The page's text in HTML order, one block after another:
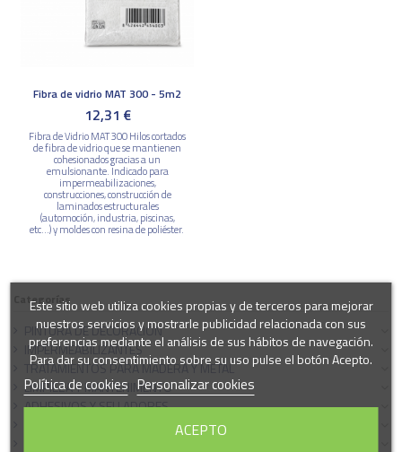
Fibra de vidrio MAT 300 - 5m2
12,31 €
Fibra de Vidrio MAT 300 Hilos cortados
de fibra de vidrio que se mantienen
cohesionados gracias a un
emulsionante. Indicado para
impermeabilizaciones,
construcciones, construcción de
laminados estructurales
(automoción, industria, piscinas,
etc...) y moldes con resina de poliéster.
Categorías
PINTURA DE DECORACIÓN
IMPERMEABILIZANTES
TRATAMIENTOS PARA MADERA Y METAL
LIMPIEZA Y MANTENIMENTO
ADHESIVOS Y SELLADORES
Este sitio web utiliza cookies propias y de terceros para mejorar
nuestros servicios y mostrarle publicidad relacionada con sus
preferencias mediante el análisis de sus hábitos de navegación.
Para dar su consentimiento sobre su uso pulse el botón Acepto.
Política de cookies Personalizar cookies
ACEPTO